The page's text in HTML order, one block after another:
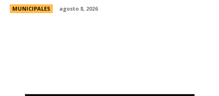
MUNICIPALES agosto 8, 2026